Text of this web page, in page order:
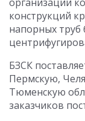
конструкций
напорных
БЗСК
Пермскую,
Тюменскую
заказчиков